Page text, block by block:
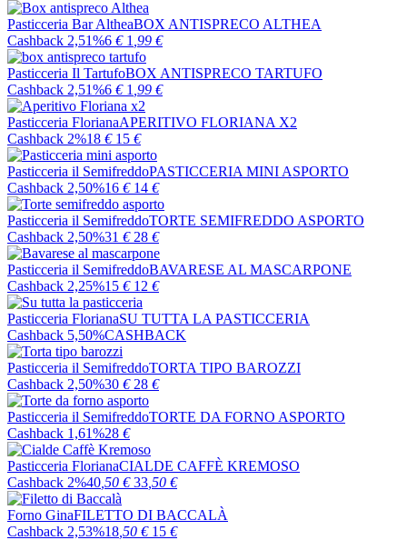
Pasticceria Bar AltheaBOX ANTISPRECO ALTHEA
Cashback 2,51%6 € 1 ,99 €
Pasticceria Il TartufoBOX ANTISPRECO TARTUFO
Cashback 2,51%6 € 1 ,99 €
Pasticceria FlorianaAPERITIVO FLORIANA X2
Cashback 2%18 € 15 €
Pasticceria il SemifreddoPASTICCERIA MINI ASPORTO
Cashback 2,50%16 € 14 €
Pasticceria il SemifreddoTORTE SEMIFREDDO ASPORTO
Cashback 2,50%31 € 28 €
Pasticceria il SemifreddoBAVARESE AL MASCARPONE
Cashback 2,25%15 € 12 €
Pasticceria FlorianaSU TUTTA LA PASTICCERIA
Cashback 5,50%CASHBACK
Pasticceria il SemifreddoTORTA TIPO BAROZZI
Cashback 2,50%30 € 28 €
Pasticceria il SemifreddoTORTE DA FORNO ASPORTO
Cashback 1,61%28 €
Pasticceria FlorianaCIALDE CAFFÈ KREMOSO
Cashback 2%40 ,50 € 33 ,50 €
Forno GinaFILETTO DI BACCALÀ
Cashback 2,53%18 ,50 € 15 €